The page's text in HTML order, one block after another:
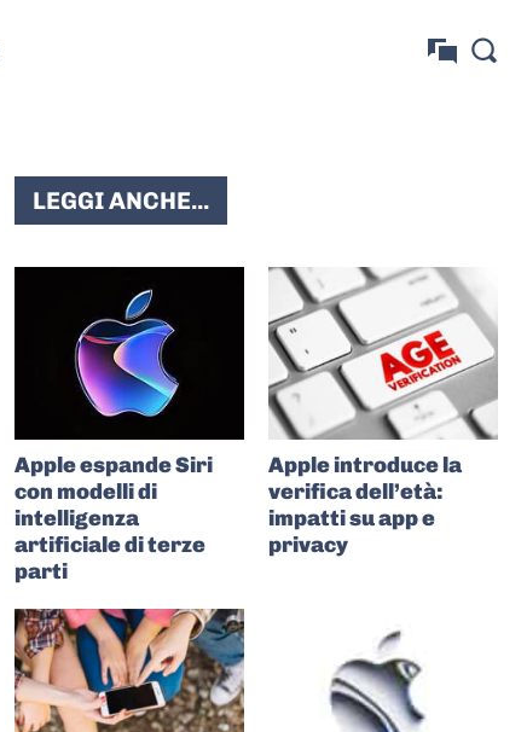
LEGGI ANCHE...
Apple espande Siri
con modelli di
intelligenza
artificiale di terze
parti
Apple introduce la
verifica dell’età:
impatti su app e
privacy